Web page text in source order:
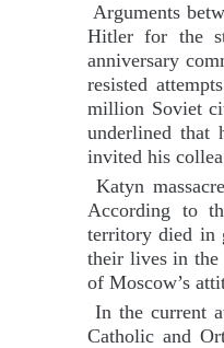
Arguments
Hitler for the
anniversary
resisted
million Soviet
underlined that
invited his
Katyn
According to
territory died in
their lives in the
of Moscow’s
In the current
Catholic and